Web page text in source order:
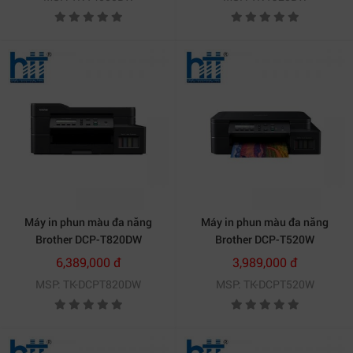
Máy in phun màu đa năng
Brother DCP-T820DW
6,389,000 đ
MSP: TK-DCPT820DW
Máy in phun màu đa năng
Brother DCP-T520W
3,989,000 đ
MSP: TK-DCPT520W